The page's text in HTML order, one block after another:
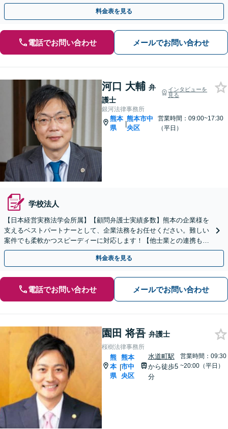
も可」【初回相談無料】
料金表を見る
電話でお問い合わせ メールでお問い合わせ
河口 大輔 弁
護士
インタビューを
見る
銀河法律事務所
熊本
県
|
熊本市中
央区
営業時間：09:00~17:30
（平日）
学校法人
【日本経営実務法学会所属】【顧問弁護士実績多数】熊本の企業様を
支えるベストパートナーとして、企業法務をお任せください。難しい
案件でも柔軟かつスピーディーに対応します！【他士業との連携も充
実】
料金表を見る
電話でお問い合わせ メールでお問い合わせ
園田 将吾 弁護士
桜樹法律事務所
熊
本
県
|
熊本
市中
央区
水道町駅
から徒歩5
分
営業時間：09:30
~20:00（平日）